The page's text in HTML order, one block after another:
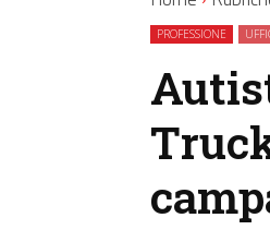
PROFESSIONE